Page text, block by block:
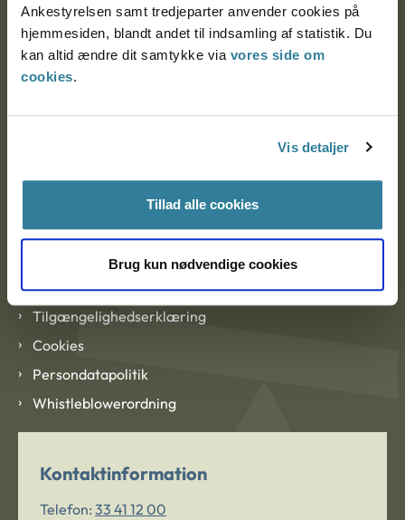
Ankestyrelsen samt tredjeparter anvender cookies på
hjemmesiden, blandt andet til indsamling af statistik. Du
kan altid ændre dit samtykke via vores side om
cookies.
Vis detaljer
Tillad alle cookies
Brug kun nødvendige cookies
EAN: 57 98 000 35 48 21
CVR: 1007 4002
Tilgængelighedserklæring
Cookies
Persondatapolitik
Whistleblowerordning
Kontaktinformation
Telefon: 33 41 12 00